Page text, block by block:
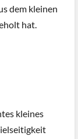
dem kleinen
hat.
kleines